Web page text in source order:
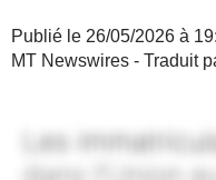
Publié le 26/05/2026 à
MT Newswires - Traduit